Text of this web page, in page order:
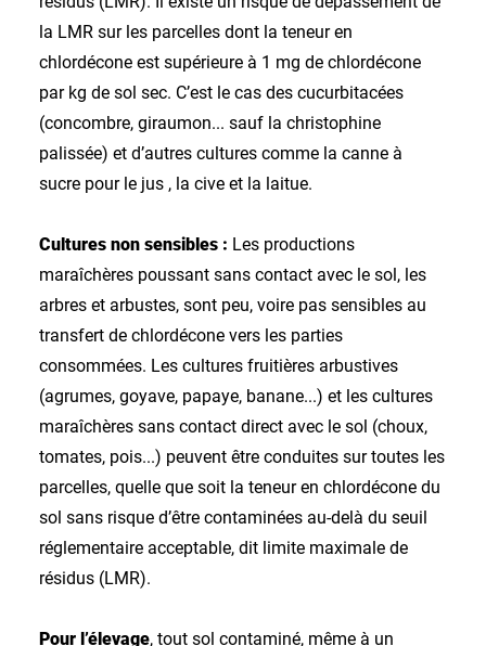
la LMR sur les parcelles dont la teneur en
chlordécone est supérieure à 1 mg de chlordécone
par kg de sol sec. C’est le cas des cucurbitacées
(concombre, giraumon... sauf la christophine
palissée) et d’autres cultures comme la canne à
sucre pour le jus , la cive et la laitue.
Cultures non sensibles : Les productions
maraîchères poussant sans contact avec le sol, les
arbres et arbustes, sont peu, voire pas sensibles au
transfert de chlordécone vers les parties
consommées. Les cultures fruitières arbustives
(agrumes, goyave, papaye, banane...) et les cultures
maraîchères sans contact direct avec le sol (choux,
tomates, pois...) peuvent être conduites sur toutes les
parcelles, quelle que soit la teneur en chlordécone du
sol sans risque d’être contaminées au-delà du seuil
réglementaire acceptable, dit limite maximale de
résidus (LMR).
Pour l’élevage, tout sol contaminé, même à un